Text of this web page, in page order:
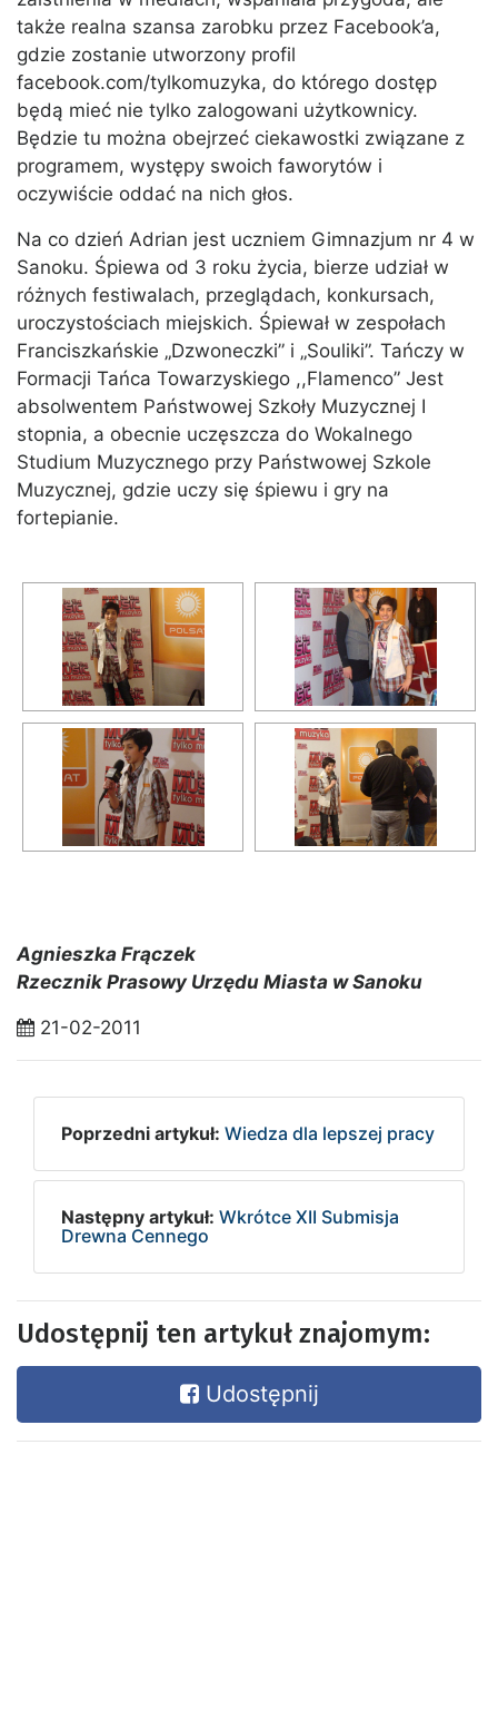
także realna szansa zarobku przez Facebook’a,
gdzie zostanie utworzony profil
facebook.com/tylkomuzyka, do którego dostęp
będą mieć nie tylko zalogowani użytkownicy.
Będzie tu można obejrzeć ciekawostki związane z
programem, występy swoich faworytów i
oczywiście oddać na nich głos.
Na co dzień Adrian jest uczniem Gimnazjum nr 4 w
Sanoku. Śpiewa od 3 roku życia, bierze udział w
różnych festiwalach, przeglądach, konkursach,
uroczystościach miejskich. Śpiewał w zespołach
Franciszkańskie „Dzwoneczki” i „Souliki”. Tańczy w
Formacji Tańca Towarzyskiego ,,Flamenco” Jest
absolwentem Państwowej Szkoły Muzycznej I
stopnia, a obecnie uczęszcza do Wokalnego
Studium Muzycznego przy Państwowej Szkole
Muzycznej, gdzie uczy się śpiewu i gry na
fortepianie.
Agnieszka Frączek
Rzecznik Prasowy Urzędu Miasta w Sanoku
21-02-2011
Poprzedni artykuł: Wiedza dla lepszej pracy
Następny artykuł: Wkrótce XII Submisja
Drewna Cennego
Udostępnij ten artykuł znajomym:
Udostępnij